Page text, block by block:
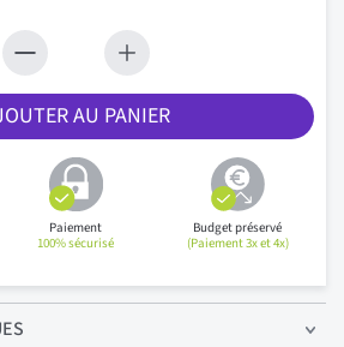
AU PANIER
Paiement
100% sécurisé
Budget préservé
(Paiement 3x et 4x)